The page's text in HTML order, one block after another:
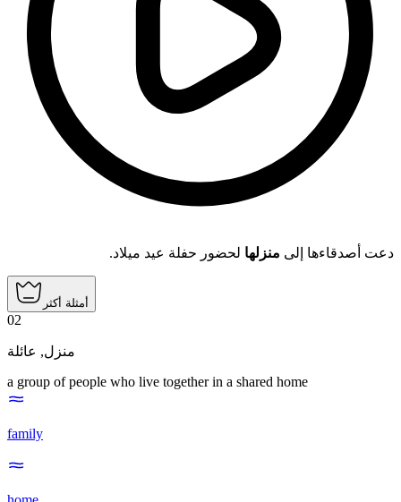
دعت أصدقاءها إلى منزلها لحضور حفلة عيد ميلاد.
أمثلة أكثر
02
منزل, عائلة
a group of people who live together in a shared home
family